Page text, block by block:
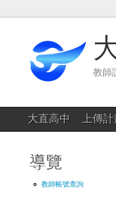
教師
大直高中 上傳計
導覽
教師帳號查詢